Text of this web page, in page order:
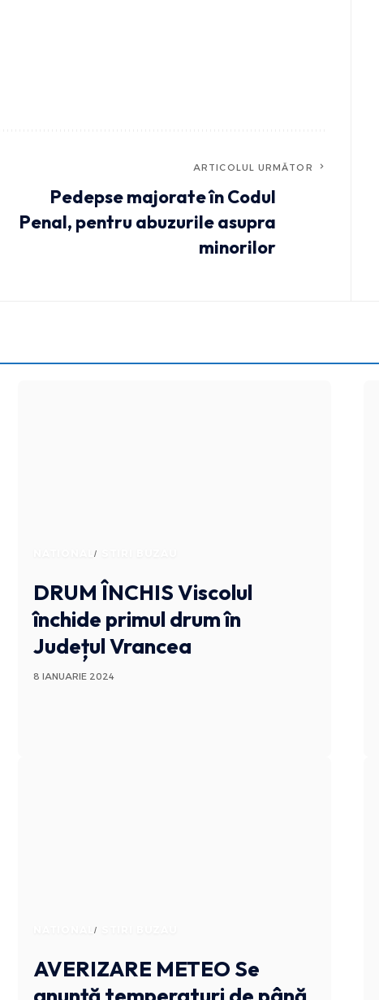
ARTICOLUL URMĂTOR
Pedepse majorate în Codul
Penal, pentru abuzurile asupra
minorilor
NATIONAL
DRUM ÎNCHISViscolul
închide primul drum în
Județul Vrancea
8 IANUARIE 2024
NATIONAL
AVERIZARE METEO Se